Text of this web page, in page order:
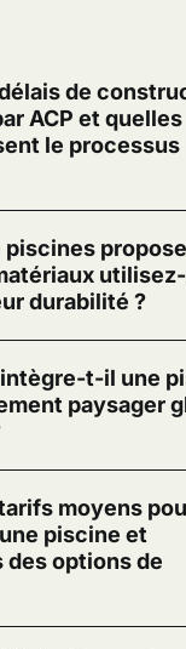
de
ACP et quelles
le processus
piscines
durabilité ?
intègre-t-il une
paysager
moyens
piscine et
options de